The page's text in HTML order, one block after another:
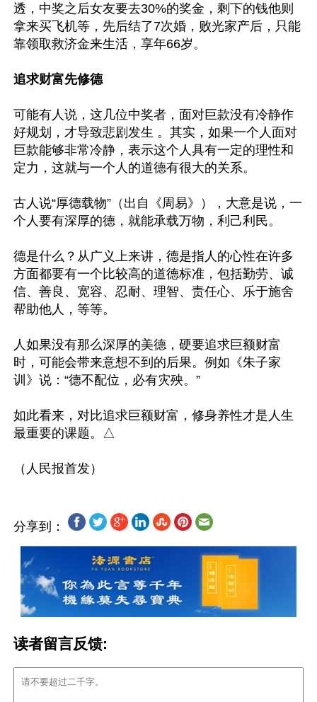
透，中奖之后女友要去30%的奖金，剩下的钱他则
拿来买飞机等，先后结了7次婚，败光家产后，只能
靠领取救济金来生活，享年66岁。
追求财富先修德
可能有人说，这几位中奖者，面对巨款没有冷静作
好规划，才导致悲剧发生 。其实，如果一个人面对
巨款能够非常冷静，表示这个人具有一定的理性和
定力，这就与一个人的道德有很大的关系。
古人说“厚德载物”（出自《周易》），大意是说，一
个人要有深厚的德，就能承载万物，利己利民。
德是什么？从广义上来讲，德是指人的心性在许多
方面都要有一个比较高的道德标准，包括勤劳、诚
信、善良、宽容、忍耐、理智、责任心、乐于施舍
帮助他人，等等。
人如果没有那么深厚的美德，硬要追求巨额财富
时，可能会带来意想不到的后果。例如《朱子家
训》说：“德不配位，必有灾殃。”
如此看来，对比追求巨额财富，修身养性才是人生
最重要的课题。△
分享到：
读者留言反馈: